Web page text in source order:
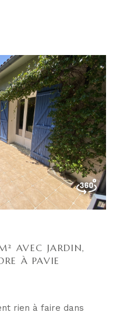
AVEC JARDIN,
À PAVIE
rien à faire dans